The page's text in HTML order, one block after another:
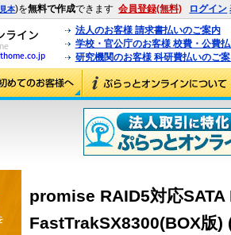
見本)を無料で作成できます 会員登録(無料) ログイン
法人のお客様 請求書払いのご案内
学校・官公庁のお客様 校費・公費
研究機関のお客様 科研費払いのご
promise RAID5対応SATA
FastTrakSX8300(BOX版)